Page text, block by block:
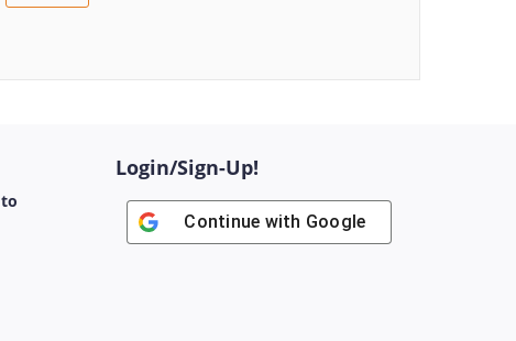
Login/Sign-Up!
Continue with Google